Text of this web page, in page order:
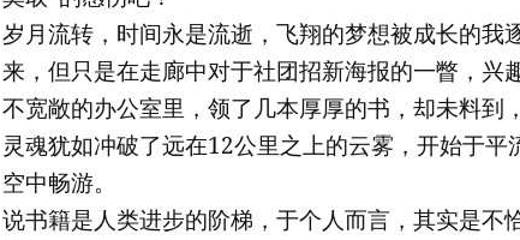
岁月流转，时间永是流逝，飞翔的梦想被成长的我
来，但只是在走廊中对于社团招新海报的一瞥，兴
不宽敞的办公室里，领了几本厚厚的书，却未料到
灵魂犹如冲破了远在12公里之上的云雾，开始于平
空中畅游。
说书籍是人类进步的阶梯，于个人而言，其实是不